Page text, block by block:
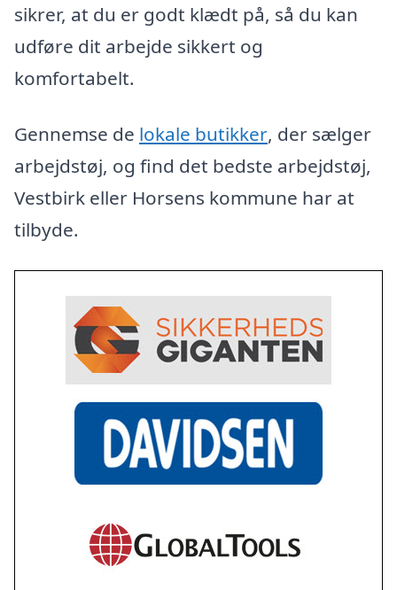
sikrer, at du er godt klædt på, så du kan
udføre dit arbejde sikkert og
komfortabelt.
Gennemse de lokale butikker, der sælger
arbejdstøj, og find det bedste arbejdstøj,
Vestbirk eller Horsens kommune har at
tilbyde.